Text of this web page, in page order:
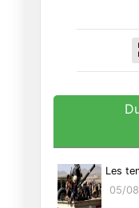
Les
05/